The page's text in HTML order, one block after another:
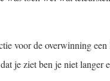
voor de overwinning
je ziet ben je niet langer